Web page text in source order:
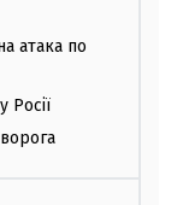
атака по
Росії